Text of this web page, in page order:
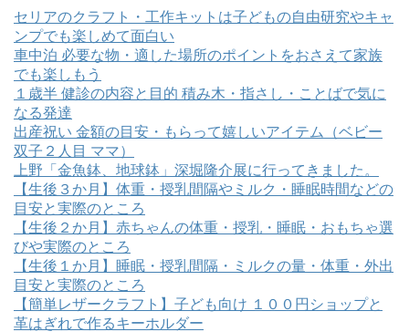
セリアのクラフト・工作キットは子どもの自由研究やキャ
ンプでも楽しめて面白い
車中泊 必要な物・適した場所のポイントをおさえて家族
でも楽しもう
１歳半 健診の内容と目的 積み木・指さし・ことばで気に
なる発達
出産祝い 金額の目安・もらって嬉しいアイテム（ベビー
双子２人目 ママ）
上野「金魚鉢、地球鉢」深堀隆介展に行ってきました。
【生後３か月】体重・授乳間隔やミルク・睡眠時間などの
目安と実際のところ
【生後２か月】赤ちゃんの体重・授乳・睡眠・おもちゃ選
びや実際のところ
【生後１か月】睡眠・授乳間隔・ミルクの量・体重・外出
目安と実際のところ
【簡単レザークラフト】子ども向け １００円ショップと
革はぎれで作るキーホルダー